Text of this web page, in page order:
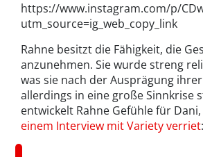
https://www.instagram.com/p/
utm_source=ig_web_copy_link
Rahne besitzt die Fähigkeit, die
anzunehmen. Sie wurde streng
was sie nach der Ausprägung
allerdings in eine große Sinnkrise
entwickelt Rahne Gefühle für Dani,
einem Interview mit Variety verriet: